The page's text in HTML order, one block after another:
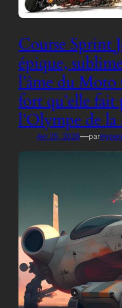
Course Sprint
épique,
l’âme du
fort qu’elle
l’Olympe de la
Avr 25, 2026—par